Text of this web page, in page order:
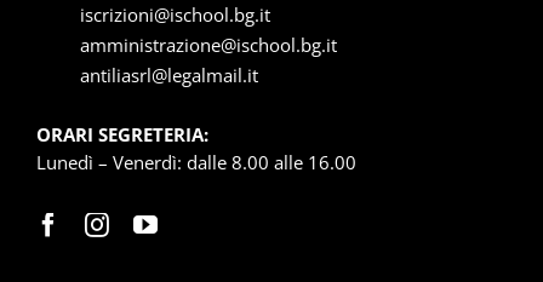
iscrizioni@ischool.bg.it
amministrazione@ischool.bg.it
antiliasrl@legalmail.it
ORARI SEGRETERIA:
Lunedì – Venerdì: dalle 8.00 alle 16.00